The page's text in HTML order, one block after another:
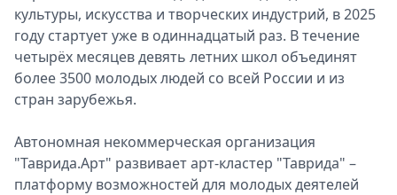
культуры, искусства и творческих индустрий, в 2025
году стартует уже в одиннадцатый раз. В течение
четырёх месяцев девять летних школ объединят
более 3500 молодых людей со всей России и из
стран зарубежья.
Автономная некоммерческая организация
"Таврида.Арт" развивает арт-кластер "Таврида" –
платформу возможностей для молодых деятелей